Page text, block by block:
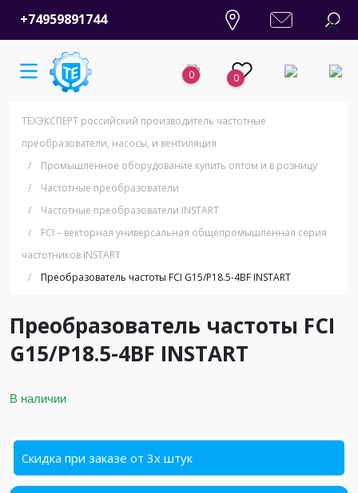
+74959891744
0 0
ТЕХЭКСПЕРТ российский производитель частотные
преобразователи, насосы, и вентиляция
/
Промышленное оборудование купить оптом и в розницу
/
Частотные преобразователи
/
Частотные преобразователи INSTART
/
FCI – векторная универсальная общепромышленная серия
частотников INSTART
/
Преобразователь частоты FCI G15/P18.5-4BF INSTART
Преобразователь частоты FCI
G15/P18.5-4BF INSTART
В наличии
Скидка при заказе от 3х штук